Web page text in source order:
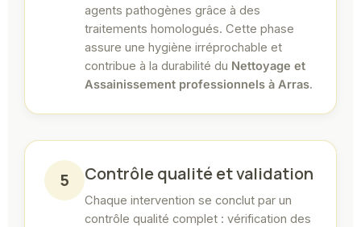
agents pathogènes grâce à des
traitements homologués. Cette phase
assure une hygiène irréprochable et
contribue à la durabilité du Nettoyage et
Assainissement professionnels à Arras.
5 Contrôle qualité et validation
Chaque intervention se conclut par un
contrôle qualité complet : vérification des